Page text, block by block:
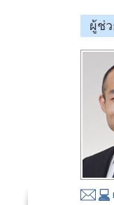
ผู้ช่